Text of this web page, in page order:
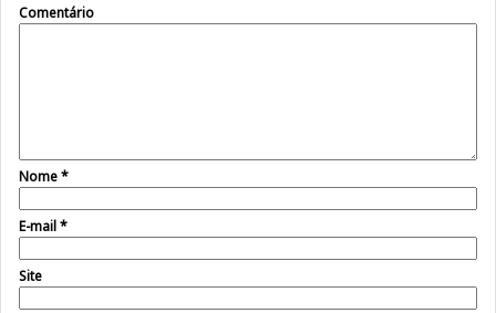
Comentário
Nome*
E-mail*
Site